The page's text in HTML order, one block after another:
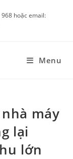
hoặc email:
Menu
máy
lại
lớn